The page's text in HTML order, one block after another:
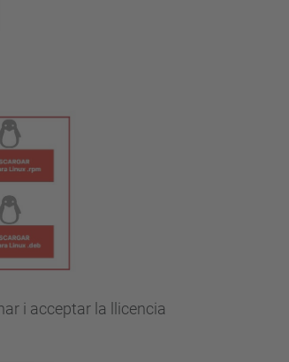
i acceptar la llicencia